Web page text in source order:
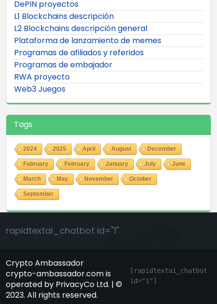
DePIN proyectos
L1 Blockchains descripción
L2 Blockchains descripción general
Plataforma de lanzamiento de memes
Programas de afiliados y referidos
Programas de embajador
RWA proyecto
Web3 Juegos
Tags
2024 2025 April August December
Fabruary February January July June
March May November October
September
rapidtextai_chatbot id="1"
Crypto Ambassador
crypto-ambassador.com is
operated by PrivacyCo Ltd. | ©
2023. All rights reserved.
[rapidtextai_chatbot
id="1"]